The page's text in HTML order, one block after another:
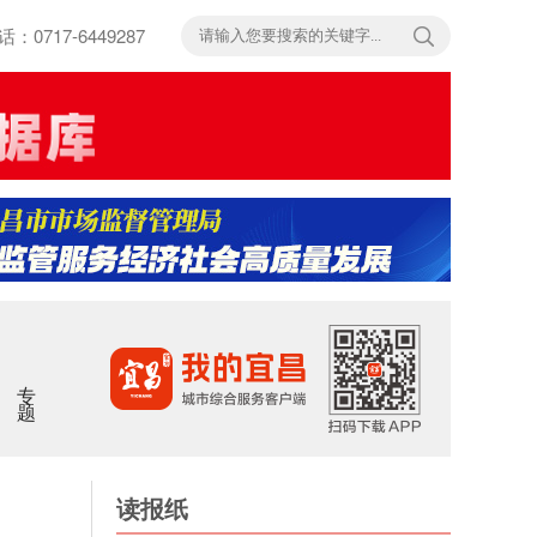
：0717-6449287
专题
读报纸